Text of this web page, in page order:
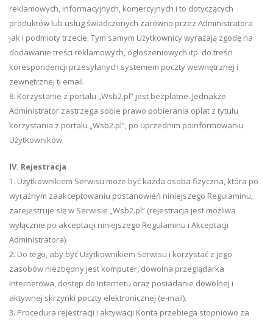
reklamowych, informacyjnych, komercyjnych i to dotyczących
produktów lub usług świadczonych zarówno przez Administratora
jak i podmioty trzecie. Tym samym Użytkownicy wyrażają zgodę na
dodawanie treści reklamowych, ogłoszeniowych itp. do treści
korespondencji przesyłanych systemem poczty wewnętrznej i
zewnętrznej tj email.
8. Korzystanie z portalu „Wsb2.pl” jest bezpłatne. Jednakże
Administrator zastrzega sobie prawo pobierania opłat z tytułu
korzystania z portalu „Wsb2.pl”, po uprzednim poinformowaniu
Użytkowników.
IV. Rejestracja
1. Użytkownikiem Serwisu może być każda osoba fizyczna, która po
wyraźnym zaakceptowaniu postanowień niniejszego Regulaminu,
zarejestruje się w Serwisie „Wsb2.pl” (rejestracja jest możliwa
wyłącznie po akceptacji niniejszego Regulaminu i Akceptacji
Administratora).
2. Do tego, aby być Użytkownikiem Serwisu i korzystać z jego
zasobów niezbędny jest komputer, dowolna przeglądarka
Internetowa, dostęp do Internetu oraz posiadanie dowolnej i
aktywnej skrzynki poczty elektronicznej (e-mail).
3. Procedura rejestracji i aktywacji Konta przebiega stopniowo za